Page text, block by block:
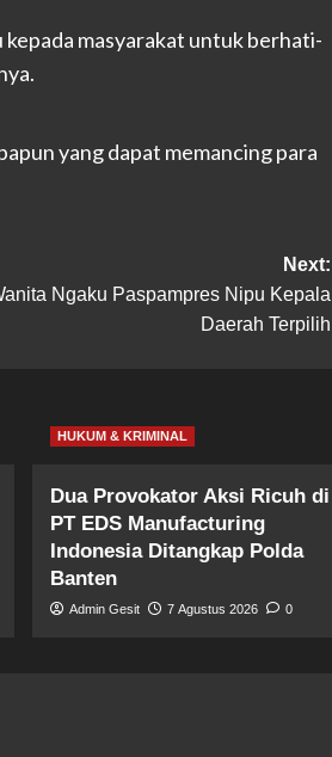
kepada masyarakat untuk berhati-
yang dapat memancing para
Next:
Ngaku Paspampres Nipu Kepala
Daerah Terpilih
HUKUM & KRIMINAL
Dua Provokator Aksi Ricuh di
PT EDS Manufacturing
Indonesia Ditangkap Polda
Banten
Admin Gesit 7 Agustus 2026 0